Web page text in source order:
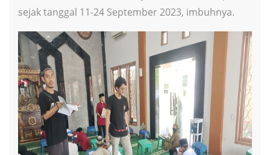
sejak tanggal 11-24 September 2023, imbuhnya.